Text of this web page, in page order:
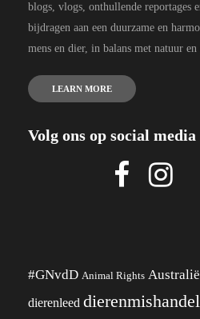
blogs, vlogs, onthullende reportages
bijdragen aan een duurzame en
mens en dier, in balans met natuur
LEARN MORE
Volg ons op social media
#GNvdD Animal Rights Australië
dierenleed